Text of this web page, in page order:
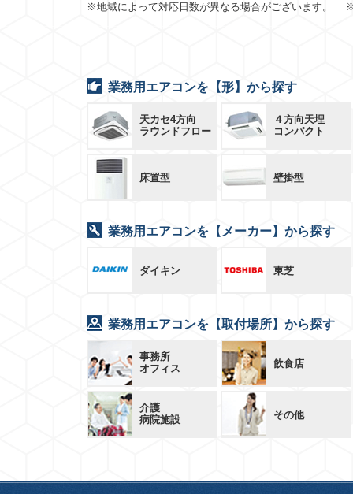
※地域によって対応日数が異なる場合がございます。
業務用エアコンを【形】から探す
天カセ4方向
ラウンドフロー
４方向天埋
コンパクト
床置型 壁掛型
業務用エアコンを【メーカー】から探す
ダイキン 東芝
業務用エアコンを【取付場所】から探す
事務所
オフィス
飲食店
介護
病院施設
その他